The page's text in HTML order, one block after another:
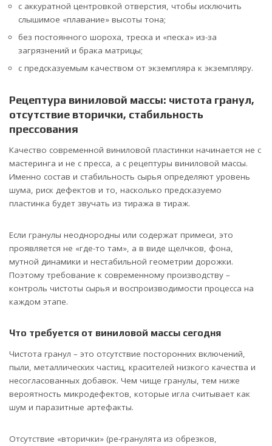
с аккуратной центровкой отверстия, чтобы исключить
слышимое «плавание» высоты тона;
без постоянного шороха, треска и «песка» из-за
загрязнений и брака матрицы;
с предсказуемым качеством от экземпляра к экземпляру.
Рецептура виниловой массы: чистота гранул,
отсутствие вторички, стабильность
прессования
Качество современной виниловой пластинки начинается не с
мастеринга и не с пресса, а с рецептуры виниловой массы.
Именно состав и стабильность сырья определяют уровень
шума, риск дефектов и то, насколько предсказуемо
пластинка будет звучать из тиража в тираж.
Если гранулы неоднородны или содержат примеси, это
проявляется не «где-то там», а в виде щелчков, фона,
мутной динамики и нестабильной геометрии дорожки.
Поэтому требование к современному производству –
контроль чистоты сырья и воспроизводимости процесса на
каждом этапе.
Что требуется от виниловой массы сегодня
Чистота гранул – это отсутствие посторонних включений,
пыли, металлических частиц, красителей низкого качества и
несогласованных добавок. Чем чище гранулы, тем ниже
вероятность микродефектов, которые игла считывает как
шум и паразитные артефакты.
Отсутствие «вторички» (ре-гранулята из обрезков,